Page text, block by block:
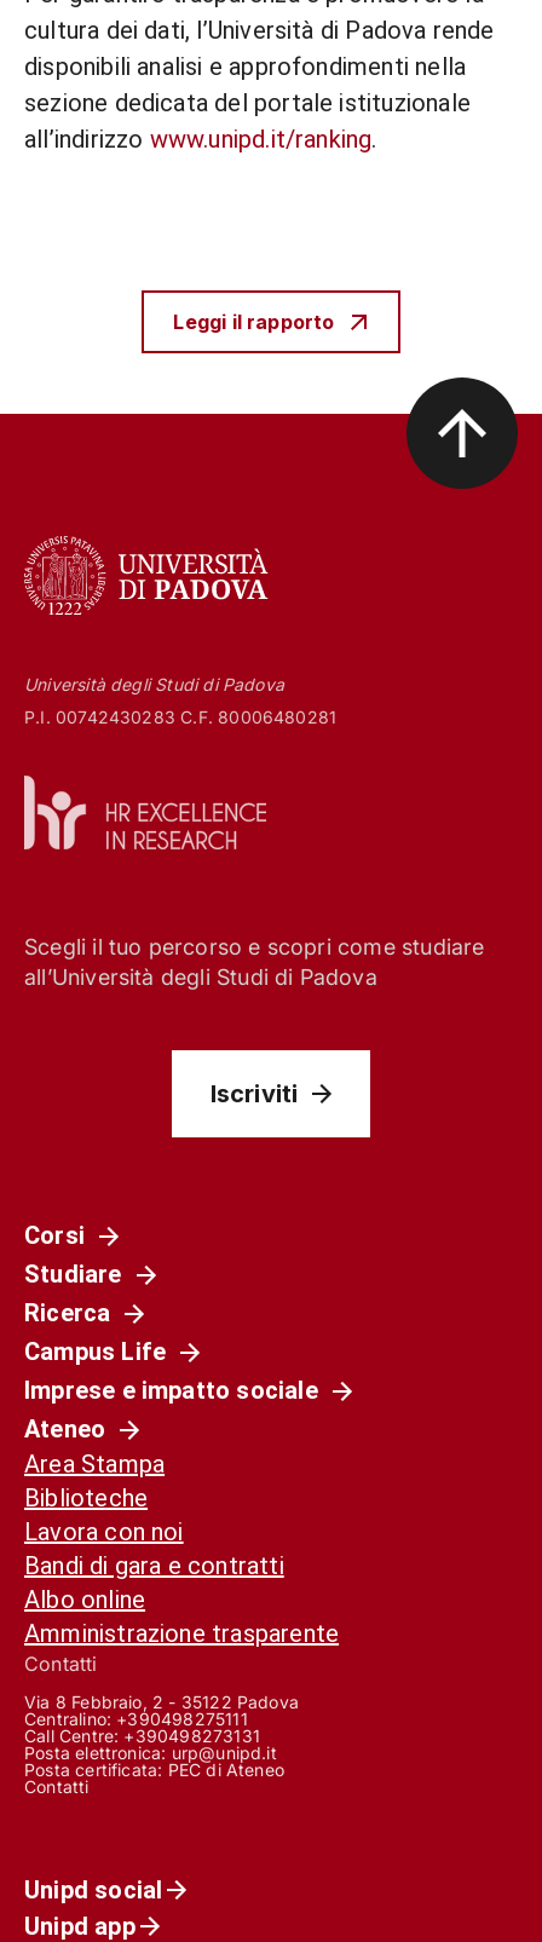
cultura dei dati, l’Università di Padova rende
disponibili analisi e approfondimenti nella
sezione dedicata del portale istituzionale
all’indirizzo www.unipd.it/ranking.
Leggi il rapporto
Università degli Studi di Padova
P.I. 00742430283 C.F. 80006480281
Scegli il tuo percorso e scopri come studiare
all’Università degli Studi di Padova
Iscriviti
Corsi
Studiare
Ricerca
Campus Life
Imprese e impatto sociale
Ateneo
Area Stampa
Biblioteche
Lavora con noi
Bandi di gara e contratti
Albo online
Amministrazione trasparente
Contatti
Via 8 Febbraio, 2 - 35122 Padova
Centralino: +390498275111
Call Centre: +390498273131
Posta elettronica: urp@unipd.it
Posta certificata: PEC di Ateneo
Contatti
Unipd social
Unipd app